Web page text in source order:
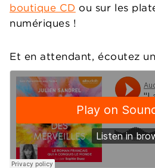
boutique CD ou sur les
numériques !
Et en attendant, écoutez